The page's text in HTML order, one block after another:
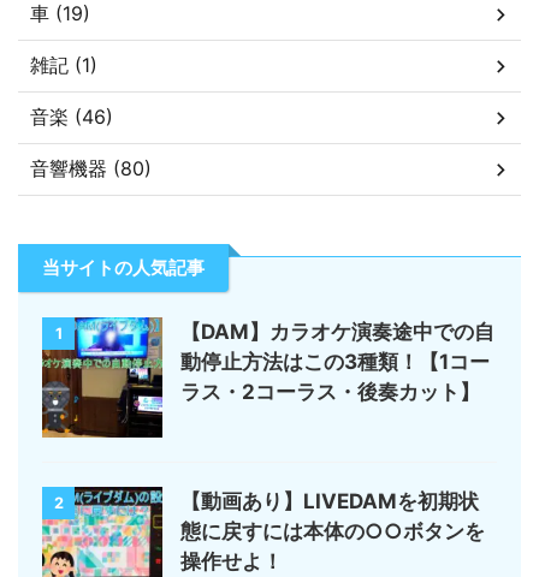
車 (19)
雑記 (1)
音楽 (46)
音響機器 (80)
当サイトの人気記事
1
【DAM】カラオケ演奏途中での自
動停止方法はこの3種類！【1コー
ラス・2コーラス・後奏カット】
2
【動画あり】LIVEDAMを初期状
態に戻すには本体の○○ボタンを
操作せよ！